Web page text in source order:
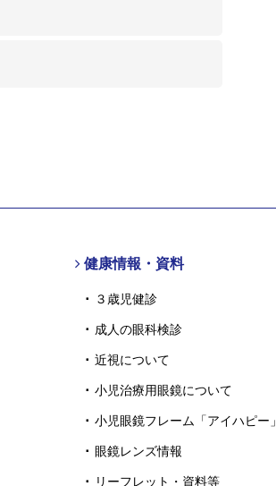
健康情報・資料
３歳児健診
成人の眼科検診
近視について
小児治療用眼鏡について
小児眼鏡フレーム「アイハピー」
眼鏡レンズ情報
リーフレット・資料等